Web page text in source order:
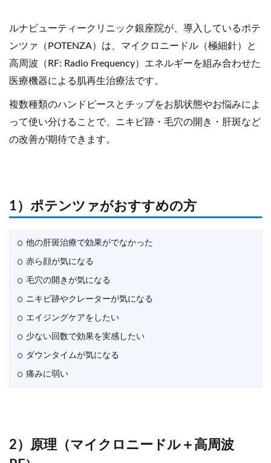
ルナビューティークリニック銀座院が、導入しているポテ
ンツァ（POTENZA）は、マイクロニードル（極細針）と
高周波（RF: Radio Frequency）エネルギーを組み合わせた
医療機器による肌再生治療法です。
複数種類のハンドピースとチップをお肌状態やお悩みによ
って使い分けることで、ニキビ跡・毛穴の開き・肝斑など
の改善が期待できます。
1）ポテンツァがおすすめの方
他の肝斑治療で効果がでなかった
赤ら顔が気になる
毛穴の開きが気になる
ニキビ跡やクレーターが気になる
エイジングケアをしたい
少ない回数で効果を実感したい
ダウンタイムが気になる
痛みに弱い
2）原理（マイクロニードル＋高周波